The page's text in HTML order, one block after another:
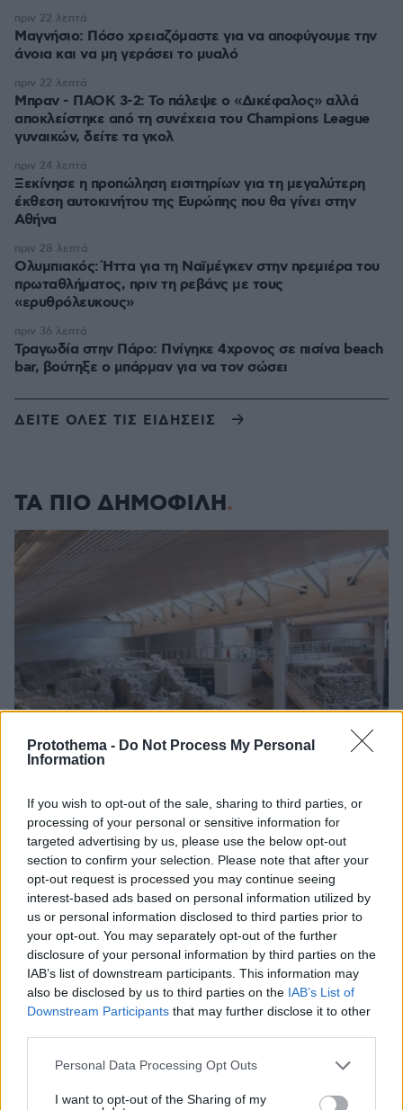
Protothema - Do Not Process My Personal
Information
If you wish to opt-out of the sale, sharing to third parties, or
processing of your personal or sensitive information for
targeted advertising by us, please use the below opt-out
section to confirm your selection. Please note that after your
opt-out request is processed you may continue seeing
interest-based ads based on personal information utilized by
us or personal information disclosed to third parties prior to
your opt-out. You may separately opt-out of the further
disclosure of your personal information by third parties on the
IAB’s list of downstream participants. This information may
also be disclosed by us to third parties on the IAB’s List of
Downstream Participants that may further disclose it to other
Please note that this website/app uses one or more Google
not limited to your visit or usage behaviour. You may click to
Personal Data Processing Opt Outs
I want to opt-out of the Sharing of my
Μαγνήσιο: Πόσο χρειαζόμαστε για να αποφύγουμε την
άνοια και να μη γεράσει το μυαλό
πριν 22 λεπτά
Μπραν - ΠΑΟΚ 3-2: Το πάλεψε ο «Δικέφαλος» αλλά
αποκλείστηκε από τη συνέχεια του Champions League
γυναικών, δείτε τα γκολ
πριν 22 λεπτά
Ξεκίνησε η προπώληση εισιτηρίων για τη μεγαλύτερη
έκθεση αυτοκινήτου της Ευρώπης που θα γίνει στην
Αθήνα
πριν 24 λεπτά
Ολυμπιακός: Ήττα για τη Ναϊμέγκεν στην πρεμιέρα του
πρωταθλήματος, πριν τη ρεβάνς με τους
«ερυθρόλευκους»
πριν 28 λεπτά
Τραγωδία στην Πάρο: Πνίγηκε 4χρονος σε πισίνα beach
bar, βούτηξε ο μπάρμαν για να τον σώσει
πριν 36 λεπτά
ΔΕΙΤΕ ΟΛΕΣ ΤΙΣ ΕΙΔΗΣΕΙΣ
ΤΑ ΠΙΟ ΔΗΜΟΦΙΛΗ
Μυστήριο 3.500 ετών στη Σαντορίνη: Ο 15χρονος
που δεν πρόλαβε να ξεφύγει από το τσουνάμι
μπορεί ν' αλλάξει τη χρονολογία της μεγάλης
έκρηξης
08.08.2026, 18:08